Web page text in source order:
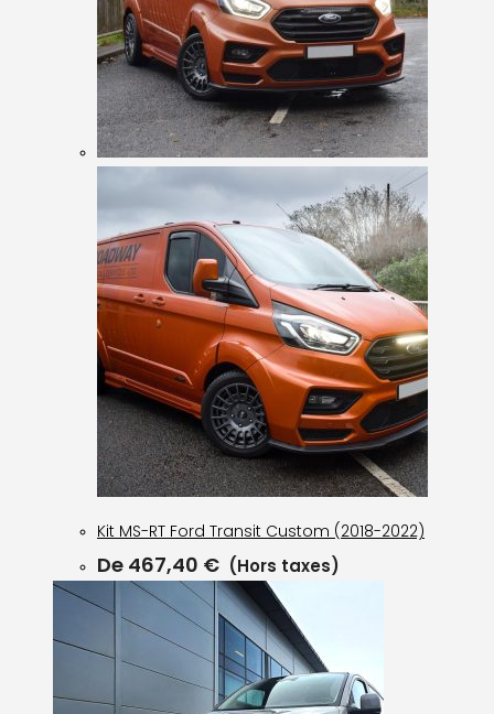
Kit MS-RT Ford Transit Custom (2018-2022)
De 467,40 € (Hors taxes)